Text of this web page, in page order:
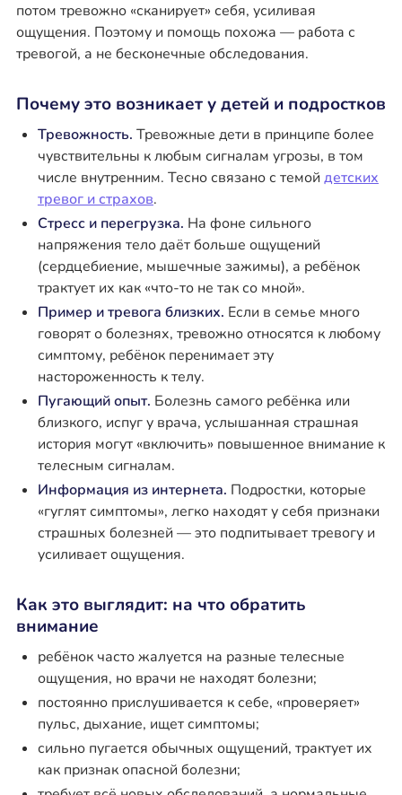
потом тревожно «сканирует» себя, усиливая
ощущения. Поэтому и помощь похожа — работа с
тревогой, а не бесконечные обследования.
Почему это возникает у детей и подростков
Тревожность. Тревожные дети в принципе более
чувствительны к любым сигналам угрозы, в том
числе внутренним. Тесно связано с темой детских
тревог и страхов.
Стресс и перегрузка. На фоне сильного
напряжения тело даёт больше ощущений
(сердцебиение, мышечные зажимы), а ребёнок
трактует их как «что-то не так со мной».
Пример и тревога близких. Если в семье много
говорят о болезнях, тревожно относятся к любому
симптому, ребёнок перенимает эту
настороженность к телу.
Пугающий опыт. Болезнь самого ребёнка или
близкого, испуг у врача, услышанная страшная
история могут «включить» повышенное внимание к
телесным сигналам.
Информация из интернета. Подростки, которые
«гуглят симптомы», легко находят у себя признаки
страшных болезней — это подпитывает тревогу и
усиливает ощущения.
Как это выглядит: на что обратить
внимание
ребёнок часто жалуется на разные телесные
ощущения, но врачи не находят болезни;
постоянно прислушивается к себе, «проверяет»
пульс, дыхание, ищет симптомы;
сильно пугается обычных ощущений, трактует их
как признак опасной болезни;